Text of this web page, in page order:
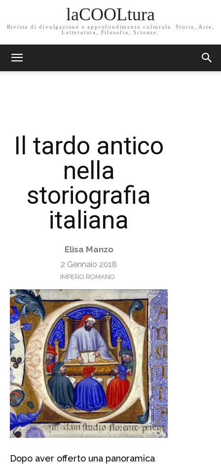
laCOOLtura
Rivista di divulgazione e approfondimento culturale. Storia, Arte,
Letteratura, Filosofia, Scienze.
Il tardo antico
nella
storiografia
italiana
Elisa Manzo
2 Gennaio 2018
IMPERO ROMANO
Dopo aver offerto una panoramica